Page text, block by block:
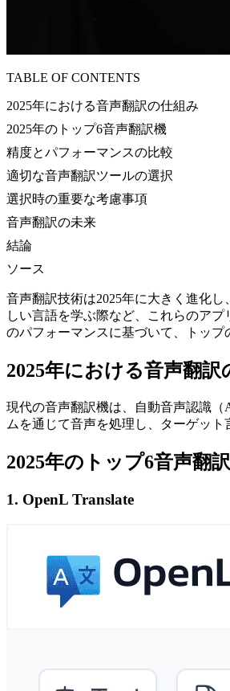
TABLE OF CONTENTS
2025年における音声翻訳の仕組み
2025年のトップ6音声翻訳機
精度とパフォーマンスの比較
適切な音声翻訳ツールの選択
選択時の重要な考慮事項
音声翻訳の未来
結論
ソース
音声翻訳技術は2025年に大きく進化
しい言語を学ぶ際など、これらのア
のパフォーマンスに基づいて、トップ
2025年における音声翻訳
現代の音声翻訳機は、自動音声認識
ムを通じて音声を処理し、ターゲッ
2025年のトップ6音声翻
1. OpenL Translate